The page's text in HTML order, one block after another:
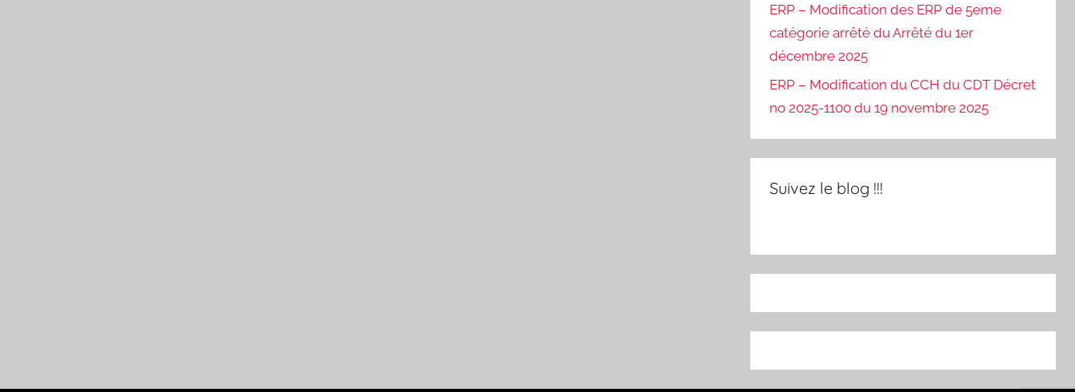
ERP – Modification des ERP de 5eme
catégorie arrêté du Arrêté du 1er
décembre 2025
ERP – Modification du CCH du CDT Décret
no 2025-1100 du 19 novembre 2025
Suivez le blog !!!